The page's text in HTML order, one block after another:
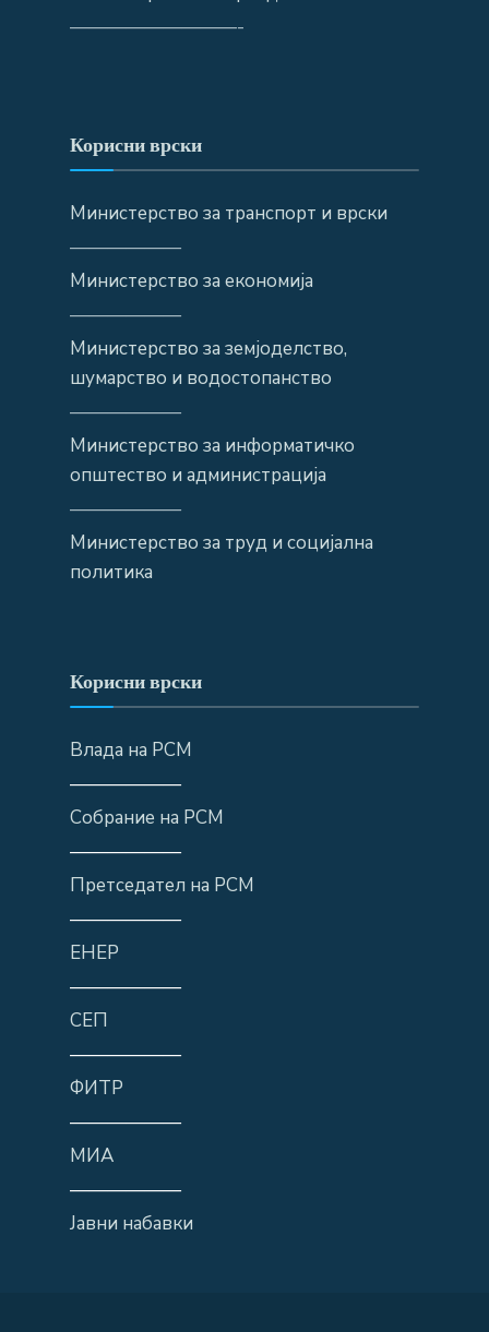
—————————-
Корисни врски
Министерство за транспорт и врски
——————
Министерство за економија
——————
Министерство за земјоделство,
шумарство и водостопанство
——————
Министерство за информатичко
општество и администрација
——————
Министерство за труд и социјална
политика
Корисни врски
Влада на РСМ
——————
Собрание на РСМ
——————
Претседател на РСМ
——————
ЕНЕР
——————
СЕП
——————
ФИТР
——————
МИА
——————
Јавни набавки